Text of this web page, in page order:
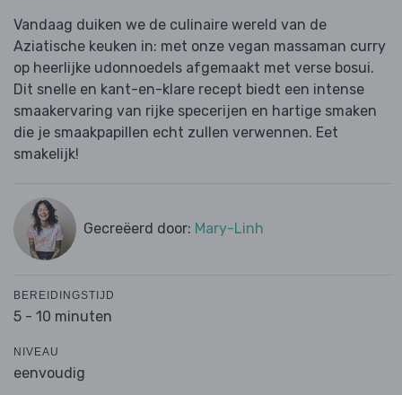
Vandaag duiken we de culinaire wereld van de
Aziatische keuken in: met onze vegan massaman curry
op heerlijke udonnoedels afgemaakt met verse bosui.
Dit snelle en kant-en-klare recept biedt een intense
smaakervaring van rijke specerijen en hartige smaken
die je smaakpapillen echt zullen verwennen. Eet
smakelijk!
Gecreëerd door: Mary-Linh
BEREIDINGSTIJD
5 - 10 minuten
NIVEAU
eenvoudig